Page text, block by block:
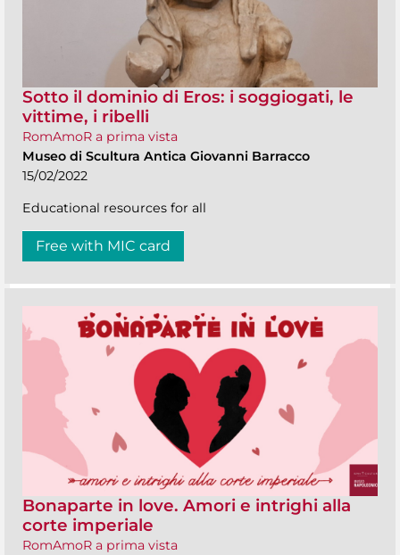
Sotto il dominio di Eros: i soggiogati, le
vittime, i ribelli
RomAmoR a prima vista
Museo di Scultura Antica Giovanni Barracco
15/02/2022
Educational resources for all
Free with MIC card
Bonaparte in love. Amori e intrighi alla
corte imperiale
RomAmoR a prima vista